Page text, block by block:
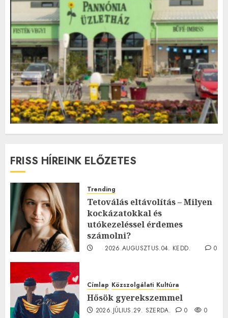
FRISS HÍREINK ELŐZETES
Trending
Tetoválás eltávolítás – Milyen
kockázatokkal és
utókezeléssel érdemes
számolni?
2026.AUGUSZTUS.04. KEDD.
0
Címlap Közszolgálati Kultúra
Hősök gyerekszemmel
2026.JÚLIUS.29. SZERDA. 0 0